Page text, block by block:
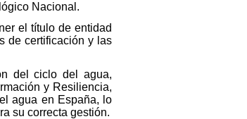
Nacional.
el título de entidad
de certificación y las
del ciclo del agua,
y Resiliencia,
agua en España, lo
su correcta gestión.